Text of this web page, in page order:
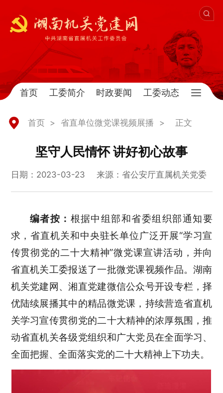
首页 工委简介 时政要闻 工委动态
首页 > 省直单位微党课视频展播 > 正文
坚守人民情怀 讲好初心故事
日期：2023-03-23 来源：省公安厅直属机关党委
编者按： 根据中组部和省委组织部通知要
求，省直机关和中央驻长单位广泛开展“学习宣
传贯彻党的二十大精神”微党课宣讲活动，并向
省直机关工委报送了一批微党课视频作品。湖南
机关党建网、湘直党建微信公众号开设专栏，择
优陆续展播其中的精品微党课，持续营造省直机
关学习宣传贯彻党的二十大精神的浓厚氛围，推
动省直机关各级党组织和广大党员在全面学习、
全面把握、全面落实党的二十大精神上下功夫。